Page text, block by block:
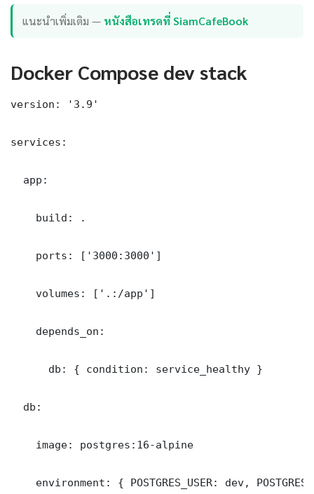
แนะนำเพิ่มเติม — หนังสือเทรดที่ SiamCafeBook
Docker Compose dev stack
version: '3.9'
services:
  app:
    build: .
    ports: ['3000:3000']
    volumes: ['.:/app']
    depends_on:
      db: { condition: service_healthy }
  db:
    image: postgres:16-alpine
environment: { POSTGRES_USER: dev,